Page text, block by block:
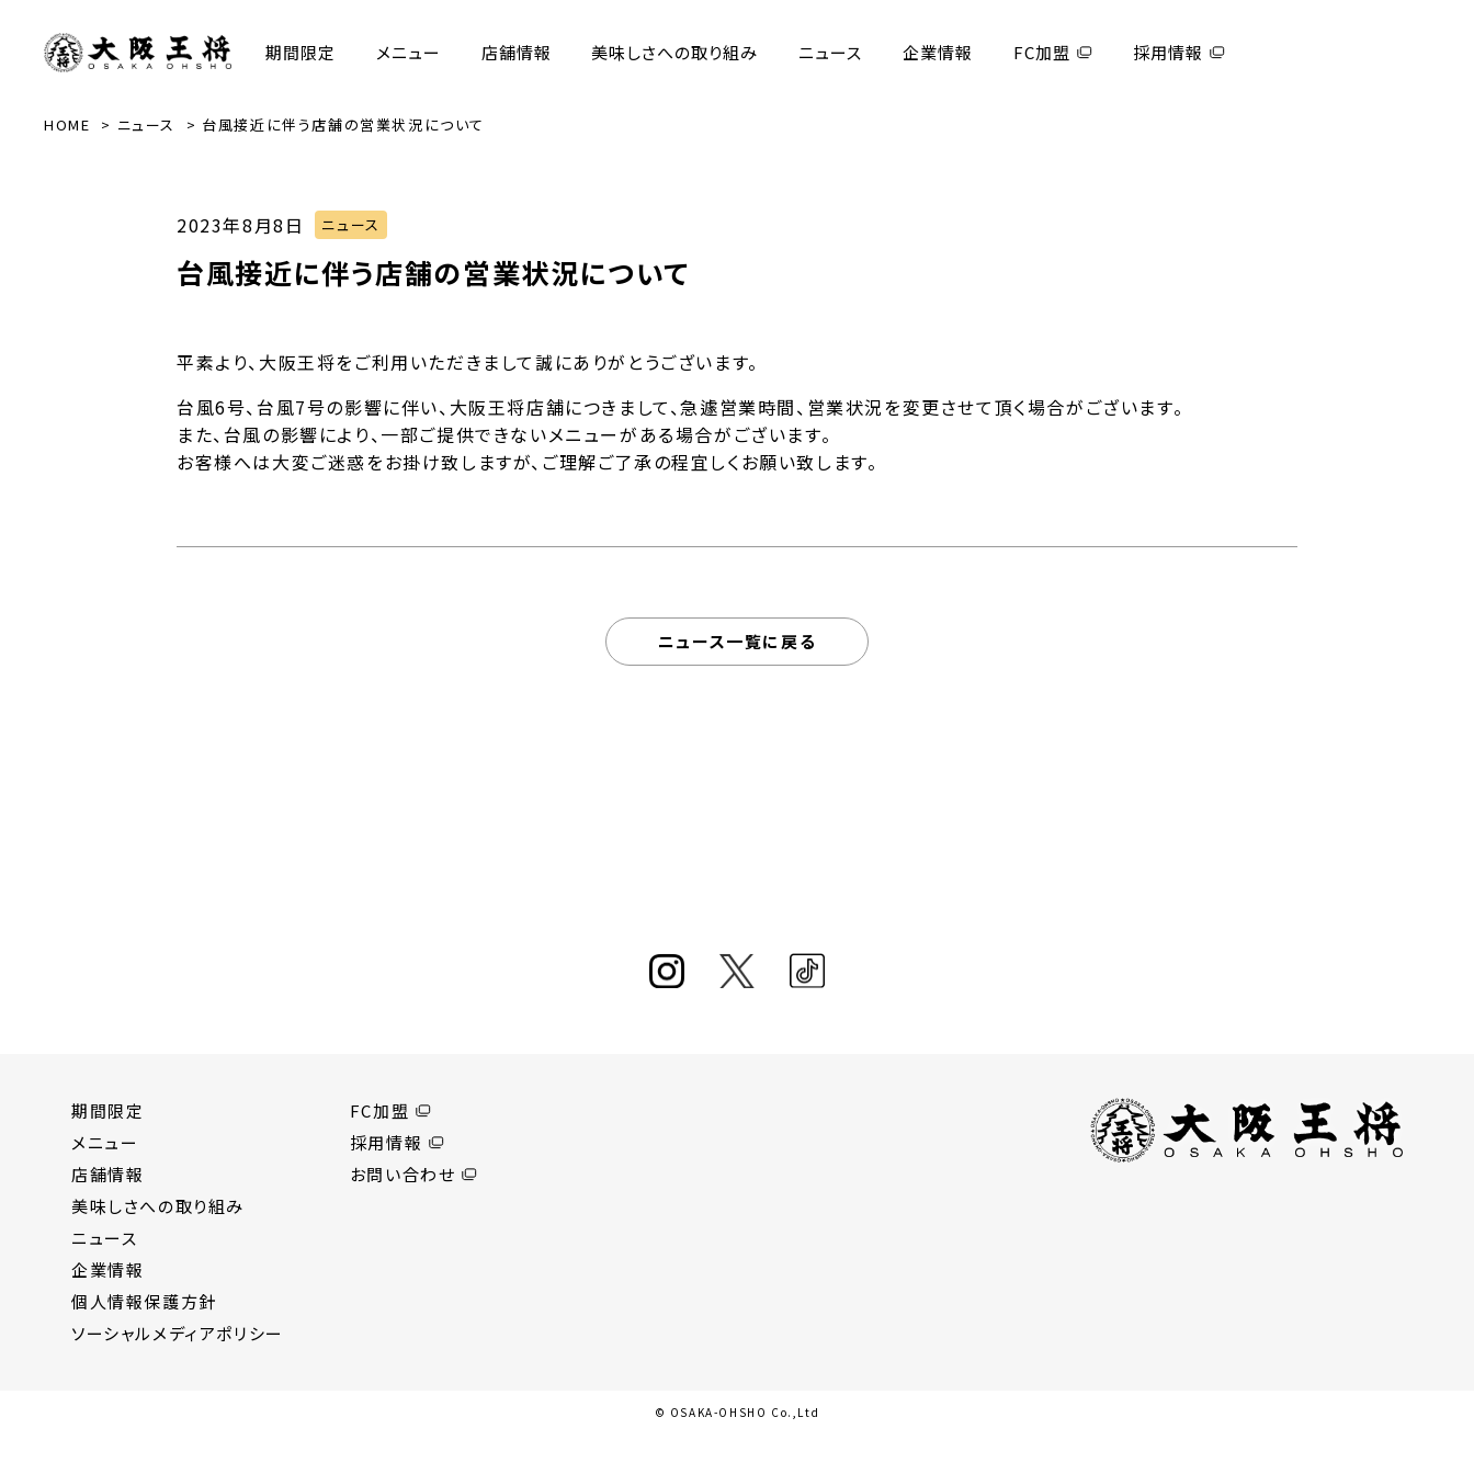
期間限定 メニュー 店舗情報 美味しさへの取り組み ニュース 企業情報 FC加盟 採用情報
HOME ニュース 台風接近に伴う店舗の営業状況について
2023年8月8日 ニュース
台風接近に伴う店舗の営業状況について
平素より、大阪王将をご利用いただきまして誠にありがとうございます。
台風6号、台風7号の影響に伴い、大阪王将店舗につきまして、急遽営業時間、営業状況を変更させて頂く場合がございます。
また、台風の影響により、一部ご提供できないメニューがある場合がございます。
お客様へは大変ご迷惑をお掛け致しますが、ご理解ご了承の程宜しくお願い致します。
ニュース一覧に戻る
期間限定
メニュー
店舗情報
美味しさへの取り組み
ニュース
企業情報
個人情報保護方針
ソーシャルメディアポリシー
FC加盟
採用情報
お問い合わせ
© OSAKA-OHSHO Co.,Ltd